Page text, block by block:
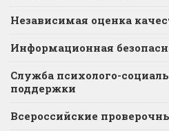
Независимая оценка
Информационная
Служба психолого-
поддержки
Всероссийские